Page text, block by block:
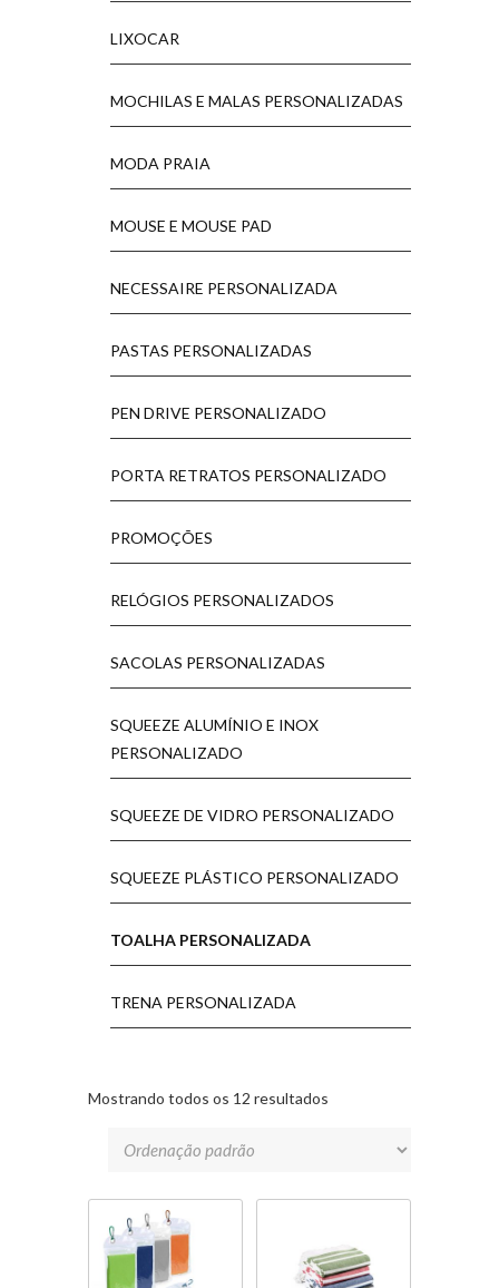
LIXOCAR
MOCHILAS E MALAS PERSONALIZADAS
MODA PRAIA
MOUSE E MOUSE PAD
NECESSAIRE PERSONALIZADA
PASTAS PERSONALIZADAS
PEN DRIVE PERSONALIZADO
PORTA RETRATOS PERSONALIZADO
PROMOÇÕES
RELÓGIOS PERSONALIZADOS
SACOLAS PERSONALIZADAS
SQUEEZE ALUMÍNIO E INOX
PERSONALIZADO
SQUEEZE DE VIDRO PERSONALIZADO
SQUEEZE PLÁSTICO PERSONALIZADO
TOALHA PERSONALIZADA
TRENA PERSONALIZADA
Mostrando todos os 12 resultados